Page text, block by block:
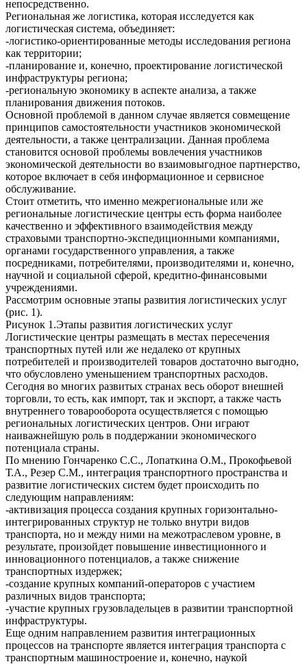
непосредственно.
Региональная же логистика, которая исследуется как
логистическая система, объединяет:
-логистико-ориентированные методы исследования региона
как территории;
-планирование и, конечно, проектирование логистической
инфраструктуры региона;
-региональную экономику в аспекте анализа, а также
планирования движения потоков.
Основной проблемой в данном случае является совмещение
принципов самостоятельности участников экономической
деятельности, а также централизации. Данная проблема
становится основой проблемы вовлечения участников
экономической деятельности во взаимовыгодное партнерство,
которое включает в себя информационное и сервисное
обслуживание.
Стоит отметить, что именно межрегиональные или же
региональные логистические центры есть форма наиболее
качественно и эффективного взаимодействия между
страховыми транспортно-экспедиционными компаниями,
органами государственного управления, а также
посредниками, потребителями, производителями и, конечно,
научной и социальной сферой, кредитно-финансовыми
учреждениями.
Рассмотрим основные этапы развития логистических услуг
(рис. 1).
Рисунок 1.Этапы развития логистических услуг
Логистические центры размещать в местах пересечения
транспортных путей или же недалеко от крупных
потребителей и производителей товаров достаточно выгодно,
что обусловлено уменьшением транспортных расходов.
Сегодня во многих развитых странах весь оборот внешней
торговли, то есть, как импорт, так и экспорт, а также часть
внутреннего товарооборота осуществляется с помощью
региональных логистических центров. Они играют
наиважнейшую роль в поддержании экономического
потенциала страны.
По мнению Гончаренко С.С., Лопаткина О.М., Прокофьевой
Т.А., Резер С.М., интеграция транспортного пространства и
развитие логистических систем будет происходить по
следующим направлениям:
-активизация процесса создания крупных горизонтально-
интегрированных структур не только внутри видов
транспорта, но и между ними на межотраслевом уровне, в
результате, произойдет повышение инвестиционного и
инновационного потенциалов, а также снижение
транспортных издержек;
-создание крупных компаний-операторов с участием
различных видов транспорта;
-участие крупных грузовладельцев в развитии транспортной
инфраструктуры.
Еще одним направлением развития интеграционных
процессов на транспорте является интеграция транспорта с
транспортным машиностроение и, конечно, наукой